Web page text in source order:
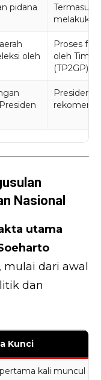
pidana
Termasuk
oleh
Proses
oleh Tim
(TP2GP).
Presiden
Nasional
utama
, mulai dari awal
dan
Kunci
kali muncul